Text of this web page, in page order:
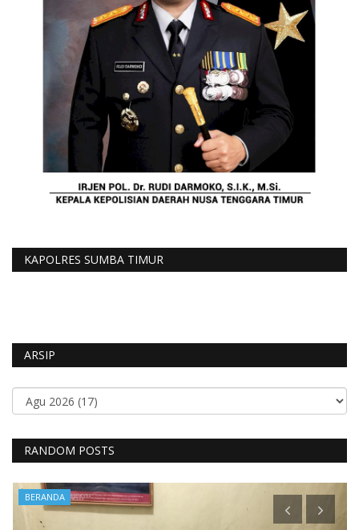
KAPOLRES SUMBA TIMUR
ARSIP
RANDOM POSTS
BERANDA